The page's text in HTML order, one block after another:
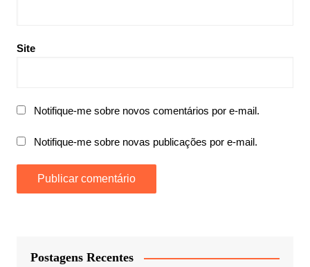
Site
Notifique-me sobre novos comentários por e-mail.
Notifique-me sobre novas publicações por e-mail.
Postagens Recentes